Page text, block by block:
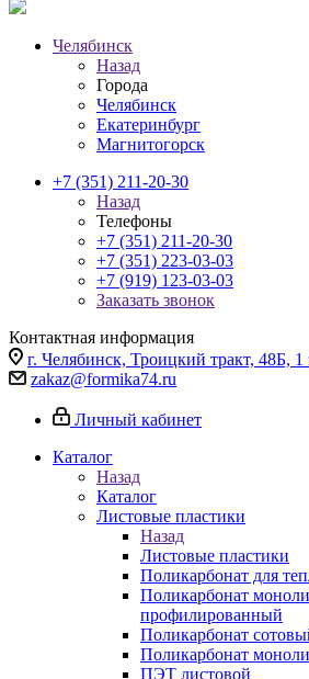
Челябинск
Назад
Города
Челябинск
Екатеринбург
Магнитогорск
+7 (351) 211-20-30
Назад
Телефоны
+7 (351) 211-20-30
+7 (351) 223-03-03
+7 (919) 123-03-03
Заказать звонок
Контактная информация
г. Челябинск, Троицкий тракт, 48Б, 1
zakaz@formika74.ru
Личный кабинет
Каталог
Назад
Каталог
Листовые пластики
Назад
Листовые пластики
Поликарбонат для
Поликарбонат
профилированный
Поликарбонат
Поликарбонат
ПЭТ листовой